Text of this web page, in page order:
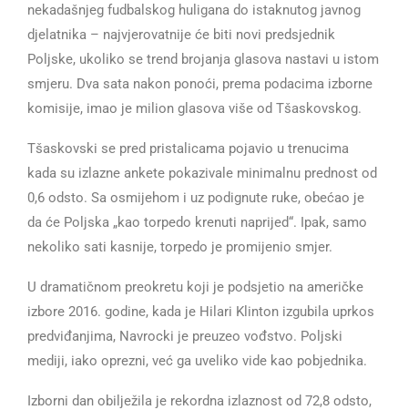
nekadašnjeg fudbalskog huligana do istaknutog javnog
djelatnika – najvjerovatnije će biti novi predsjednik
Poljske, ukoliko se trend brojanja glasova nastavi u istom
smjeru. Dva sata nakon ponoći, prema podacima izborne
komisije, imao je milion glasova više od Tšaskovskog.
Tšaskovski se pred pristalicama pojavio u trenucima
kada su izlazne ankete pokazivale minimalnu prednost od
0,6 odsto. Sa osmijehom i uz podignute ruke, obećao je
da će Poljska „kao torpedo krenuti naprijed“. Ipak, samo
nekoliko sati kasnije, torpedo je promijenio smjer.
U dramatičnom preokretu koji je podsjetio na američke
izbore 2016. godine, kada je Hilari Klinton izgubila uprkos
predviđanjima, Navrocki je preuzeo vođstvo. Poljski
mediji, iako oprezni, već ga uveliko vide kao pobjednika.
Izborni dan obilježila je rekordna izlaznost od 72,8 odsto,